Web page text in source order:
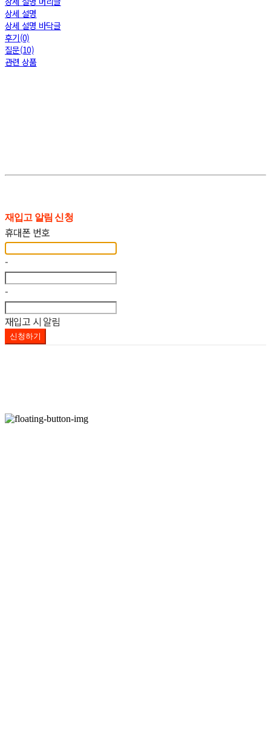
상세 설명
상세 설명 바닥글
후기(0)
질문(10)
관련 상품
재입고 알림 신청
휴대폰 번호
-
-
재입고 시 알림
신청하기